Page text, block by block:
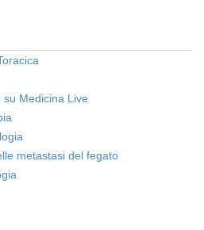
Medicina Live
metastasi del fegato